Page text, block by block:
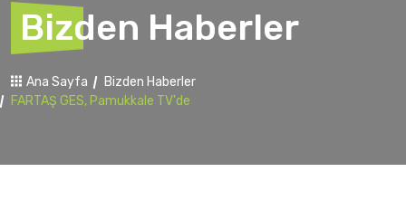
Bizden Haberler
Ana Sayfa
Bizden Haberler
FARTAŞ GES, Pamukkale TV'de